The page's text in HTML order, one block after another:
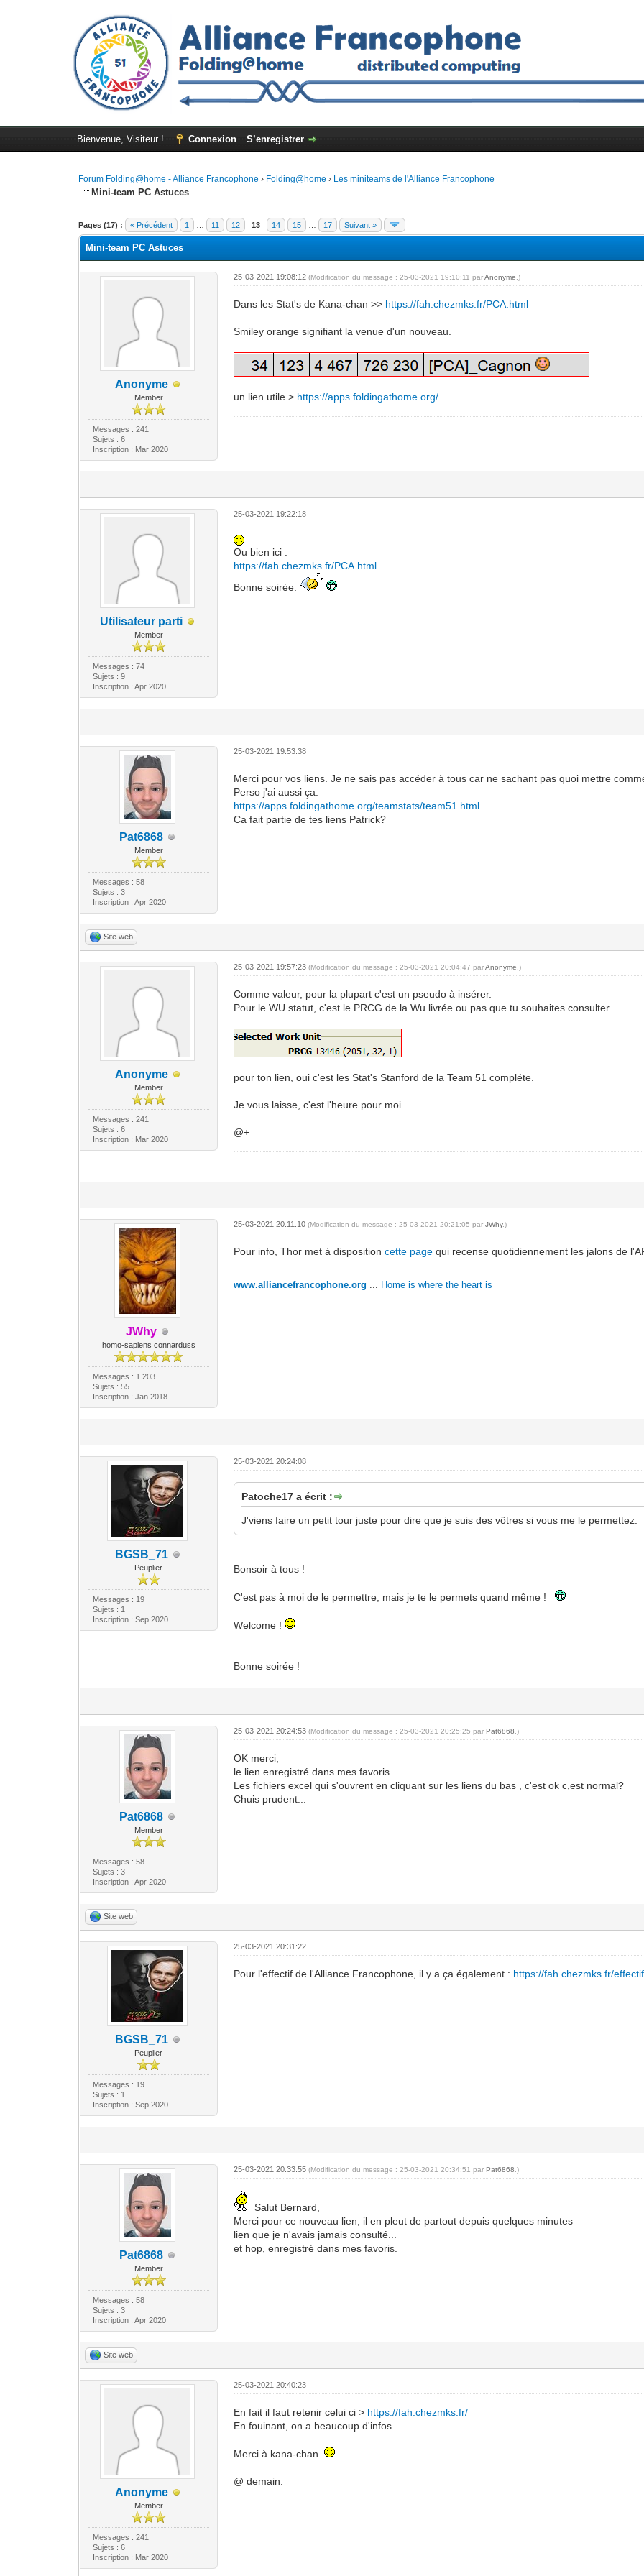
Bienvenue, Visiteur ! Connexion S’enregistrer
Forum Folding@home - Alliance Francophone › Folding@home › Les miniteams de l'Alliance Francophone
Mini-team PC Astuces
Pages (17) : « Précédent 1 11 12 13 14 15 17 Suivant »
Mini-team PC Astuces
Anonyme
Member
Messages : 241
Sujets : 6
Inscription : Mar 2020
25-03-2021 19:08:12(Modification du message : 25-03-2021 19:10:11 parAnonyme .)
Dans les Stat's de Kana-chan >> https://fah.chezmks.fr/PCA.html
Smiley orange signifiant la venue d'un nouveau.
un lien utile > https://apps.foldingathome.org/
Utilisateur parti
Member
Messages : 74
Sujets : 9
Inscription : Apr 2020
25-03-2021 19:22:18
Ou bien ici :
https://fah.chezmks.fr/PCA.html
Bonne soirée.
Pat6868
Member
Messages : 58
Sujets : 3
Inscription : Apr 2020
25-03-2021 19:53:38
Merci pour vos liens. Je ne sais pas accéder à tous car ne sachant pas quoi mettre
Perso j'ai aussi ça:
https://apps.foldingathome.org/teamstats/team51.html
Ca fait partie de tes liens Patrick?
Site web
Anonyme
Member
Messages : 241
Sujets : 6
Inscription : Mar 2020
25-03-2021 19:57:23(Modification du message : 25-03-2021 20:04:47 parAnonyme .)
Comme valeur, pour la plupart c'est un pseudo à insérer.
Pour le WU statut, c'est le PRCG de la Wu livrée ou pas que tu souhaites consulter.
pour ton lien, oui c'est les Stat's Stanford de la Team 51 compléte.
Je vous laisse, c'est l'heure pour moi.
@+
JWhy
homo-sapiens connarduss
Messages : 1 203
Sujets : 55
Inscription : Jan 2018
25-03-2021 20:11:10(Modification du message : 25-03-2021 20:21:05 parJWhy.)
Pour info, Thor met à dispositioncette page qui recense quotidiennement les jalons de
www.alliancefrancophone.org ... Home is where the heart is
BGSB_71
Peuplier
Messages : 19
Sujets : 1
Inscription : Sep 2020
25-03-2021 20:24:08
Patoche17 a écrit :
J'viens faire un petit tour juste pour dire que je suis des vôtres si vous me le permettez.
Bonsoir à tous !
C'est pas à moi de le permettre, mais je te le permets quand même !
Welcome !
Bonne soirée !
Pat6868
Member
Messages : 58
Sujets : 3
Inscription : Apr 2020
25-03-2021 20:24:53(Modification du message : 25-03-2021 20:25:25 parPat6868 .)
OK merci,
le lien enregistré dans mes favoris.
Les fichiers excel qui s'ouvrent en cliquant sur les liens du bas , c'est ok c,est normal?
Chuis prudent...
Site web
BGSB_71
Peuplier
Messages : 19
Sujets : 1
Inscription : Sep 2020
25-03-2021 20:31:22
Pour l'effectif de l'Alliance Francophone, il y a ça également : https://fah.chezmks.fr/
Pat6868
Member
Messages : 58
Sujets : 3
Inscription : Apr 2020
25-03-2021 20:33:55(Modification du message : 25-03-2021 20:34:51 parPat6868 .)
Salut Bernard,
Merci pour ce nouveau lien, il en pleut de partout depuis quelques minutes
lien que je n'avais jamais consulté...
et hop, enregistré dans mes favoris.
Site web
Anonyme
Member
Messages : 241
Sujets : 6
Inscription : Mar 2020
25-03-2021 20:40:23
En fait il faut retenir celui ci > https://fah.chezmks.fr/
En fouinant, on a beaucoup d'infos.
Merci à kana-chan.
@ demain.